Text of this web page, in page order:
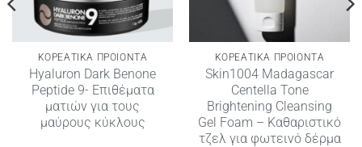
ΚΟΡΕΑΤΙΚΑ ΠΡΟΙΟΝΤΑ
Hyaluron Dark Benone
Peptide 9- Επιθέματα
ματιών για τους
μαύρους κύκλους
ΚΟΡΕΑΤΙΚΑ ΠΡΟΙΟΝΤΑ
Skin1004 Madagascar
Centella Tone
Brightening Cleansing
Gel Foam – Καθαριστικό
τζελ για φωτεινό δέρμα